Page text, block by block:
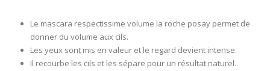
Le mascara respectissime volume la roche posay permet de
donner du volume aux cils.
Les yeux sont mis en valeur et le regard devient intense.
Il recourbe les cils et les sépare pour un résultat naturel.